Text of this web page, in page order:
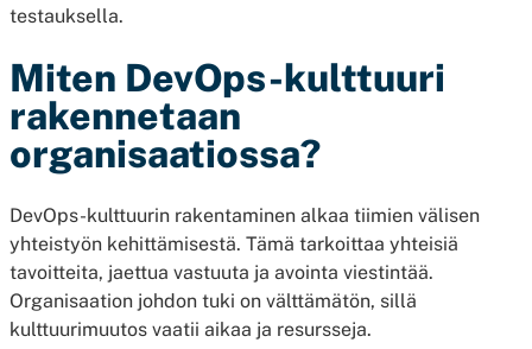
testauksella.
Miten DevOps-kulttuuri
rakennetaan
organisaatiossa?
DevOps-kulttuurin rakentaminen alkaa tiimien välisen
yhteistyön kehittämisestä. Tämä tarkoittaa yhteisiä
tavoitteita, jaettua vastuuta ja avointa viestintää.
Organisaation johdon tuki on välttämätön, sillä
kulttuurimuutos vaatii aikaa ja resursseja.